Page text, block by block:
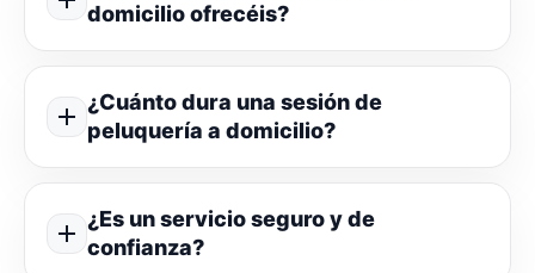
domicilio ofrecéis?
¿Cuánto dura una sesión de
peluquería a domicilio?
¿Es un servicio seguro y de
confianza?